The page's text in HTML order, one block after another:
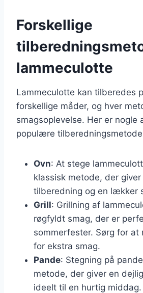
Forskellige
lammeculotte
Lammeculotte kan tilberedes
forskellige måder, og hver
smagsoplevelse. Her er nogle
populære
Ovn: At stege
klassisk metode, der
tilberedning og en lækker
Grill: Grillning af
røgfyldt smag, der er
sommerfester. Sørg for at
for ekstra smag.
Pande: Stegning på
metode, der giver en
ideelt til en hurtig middag.